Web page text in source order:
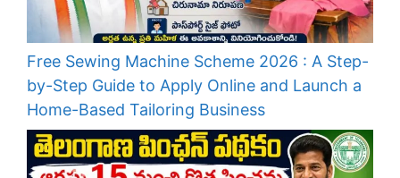
Free Sewing Machine Scheme 2026 : A Step-
by-Step Guide to Apply Online and Launch a
Home-Based Tailoring Business